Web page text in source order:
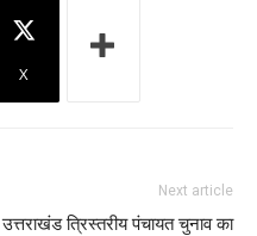
X
Next article
उत्तराखंड त्रिस्तरीय पंचायत चुनाव का